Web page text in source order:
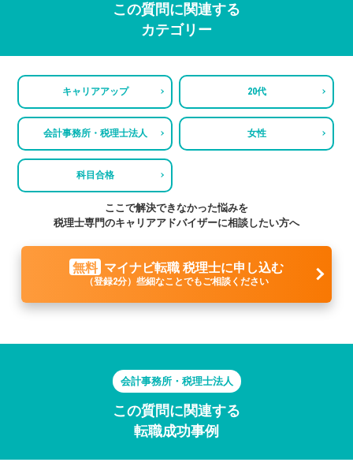
この質問に関連する
カテゴリー
キャリアアップ 20代
会計事務所・税理士法人 女性
科目合格
ここで解決できなかった悩みを
税理士専門のキャリアアドバイザーに相談したい方へ
無料 マイナビ転職 税理士に申し込む
（登録2分）些細なことでもご相談ください
会計事務所・税理士法人
この質問に関連する
転職成功事例